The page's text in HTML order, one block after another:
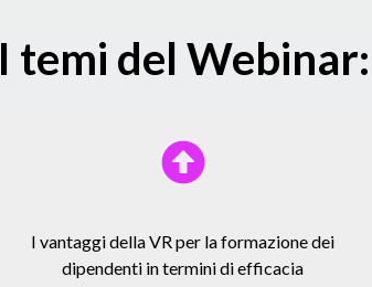
I temi del Webinar:
I vantaggi della VR per la formazione dei
dipendenti in termini di efficacia